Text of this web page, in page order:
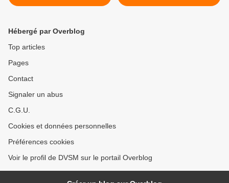
public sache mieux
dans l'innovation plombe le
Hébergé par Overblog
Top articles
Pages
Contact
Signaler un abus
C.G.U.
Cookies et données personnelles
Préférences cookies
Voir le profil de DVSM sur le portail Overblog